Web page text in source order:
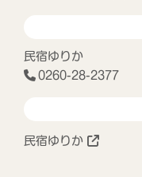
民宿ゆりか
0260-28-2377
民宿ゆりか